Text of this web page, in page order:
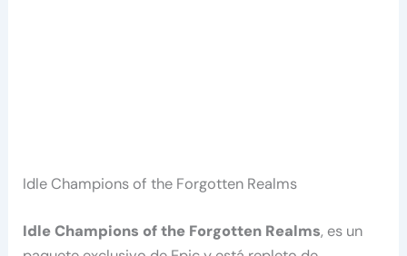
Idle Champions of the Forgotten Realms
Idle Champions of the Forgotten Realms, es un